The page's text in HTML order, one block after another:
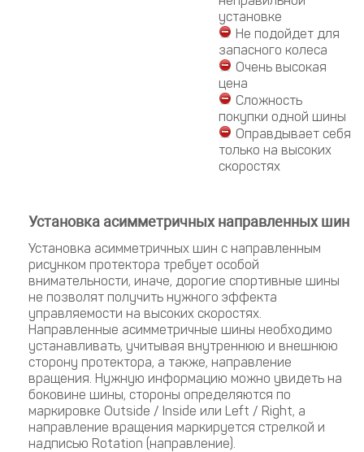
установке
Не подойдет для
запасного колеса
Очень высокая
цена
Сложность
покупки одной шины
Оправдывает себя
только на высоких
скоростях
Установка асимметричных направленных шин
Установка асимметричных шин с направленным
рисунком протектора требует особой
внимательности, иначе, дорогие спортивные шины
не позволят получить нужного эффекта
управляемости на высоких скоростях.
Направленные асимметричные шины необходимо
устанавливать, учитывая внутреннюю и внешнюю
сторону протектора, а также, направление
вращения. Нужную информацию можно увидеть на
боковине шины, стороны определяются по
маркировке Outside / Inside или Left / Right, а
направление вращения маркируется стрелкой и
надписью Rotation (направление).